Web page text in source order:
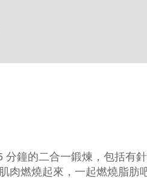
分鐘的二合一鍛煉，包括有
肉燃燒起來，一起燃燒脂肪